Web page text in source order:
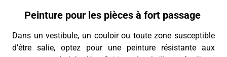
Peinture pour les pièces à fort passage
Dans un vestibule, un couloir ou toute zone susceptible
d’être salie, optez pour une peinture résistante aux